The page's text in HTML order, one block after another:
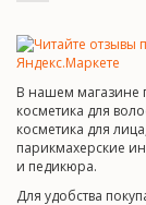
В нашем магазине
косметика для
косметика для
парикмахерские
и педикюра.
Для удобства